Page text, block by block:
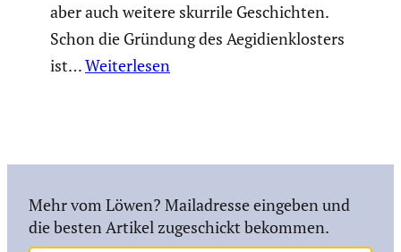
aber auch weitere skurrile Geschichten.
Schon die Gründung des Aegidi­en­klos­ters
ist…Weiterlesen
Mehr vom Löwen? Mailadresse eingeben und
die besten Artikel zugeschickt bekommen.